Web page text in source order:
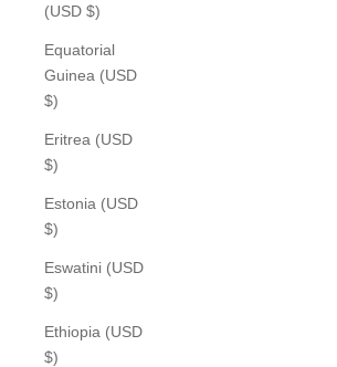
(USD $)
Equatorial
Guinea (USD
$)
Eritrea (USD
$)
Estonia (USD
$)
Eswatini (USD
$)
Ethiopia (USD
$)